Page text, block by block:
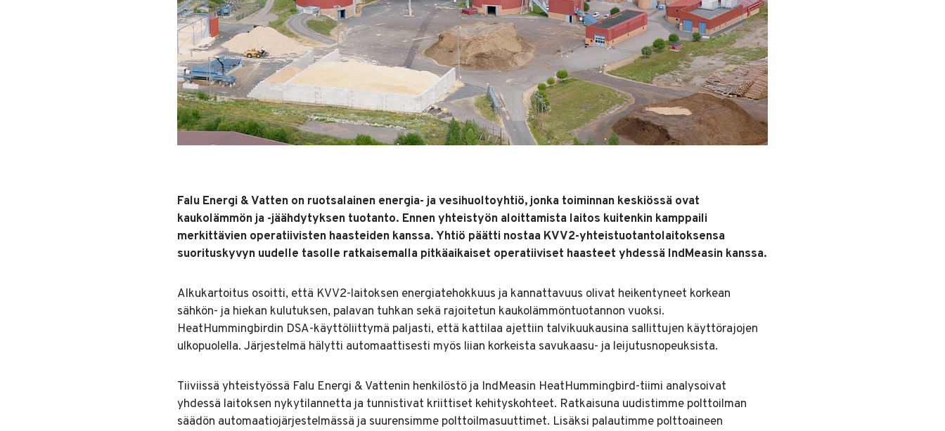
Falu Energi & Vatten on ruotsalainen energia- ja vesihuoltoyhtiö, jonka toiminnan keskiössä ovat
kaukolämmön ja -jäähdytyksen tuotanto. Ennen yhteistyön aloittamista laitos kuitenkin kamppaili
merkittävien operatiivisten haasteiden kanssa. Yhtiö päätti nostaa KVV2-yhteistuotantolaitoksensa
suorituskyvyn uudelle tasolle ratkaisemalla pitkäaikaiset operatiiviset haasteet yhdessä IndMeasin kanssa.
Alkukartoitus osoitti, että KVV2-laitoksen energiatehokkuus ja kannattavuus olivat heikentyneet korkean
sähkön- ja hiekan kulutuksen, palavan tuhkan sekä rajoitetun kaukolämmöntuotannon vuoksi.
HeatHummingbirdin DSA-käyttöliittymä paljasti, että kattilaa ajettiin talvikuukausina sallittujen käyttörajojen
ulkopuolella. Järjestelmä hälytti automaattisesti myös liian korkeista savukaasu- ja leijutusnopeuksista.
Tiiviissä yhteistyössä Falu Energi & Vattenin henkilöstö ja IndMeasin HeatHummingbird-tiimi analysoivat
yhdessä laitoksen nykytilannetta ja tunnistivat kriittiset kehityskohteet. Ratkaisuna uudistimme polttoilman
säädön automaatiojärjestelmässä ja suurensimme polttoilmasuuttimet. Lisäksi palautimme polttoaineen